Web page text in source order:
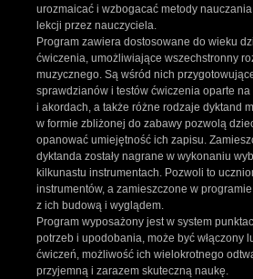
urozmaicać i wzbogacać metody
lekcji przez nauczyciela.
Program zawiera dostosowane do wieku
ćwiczenia, umożliwiające wszechstronny
muzycznego. Są wśród nich
sprawdzianów i testów ćwiczenia oparte na
i akordach, a także różne rodzaje dyktand
w formie zbliżonej do zabawy pozwolą
opanować umiejętność ich zapisu.
dyktanda zostały nagrane w wykonaniu
kilkunastu instrumentach. Pozwoli to
instrumentów, a zamieszczone w
z ich budową i wyglądem.
Program wyposażony jest w system
potrzeb i upodobania, może być włączony
ćwiczeń, możliwość ich wielokrotnego
przyjemną i zarazem skuteczną naukę.